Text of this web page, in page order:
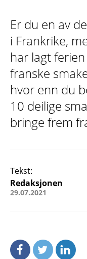
Er du en av
i Frankrike,
har lagt
franske
hvor enn du
10 deilige
bringe frem
Tekst:
Redaksjonen
29.07.2021